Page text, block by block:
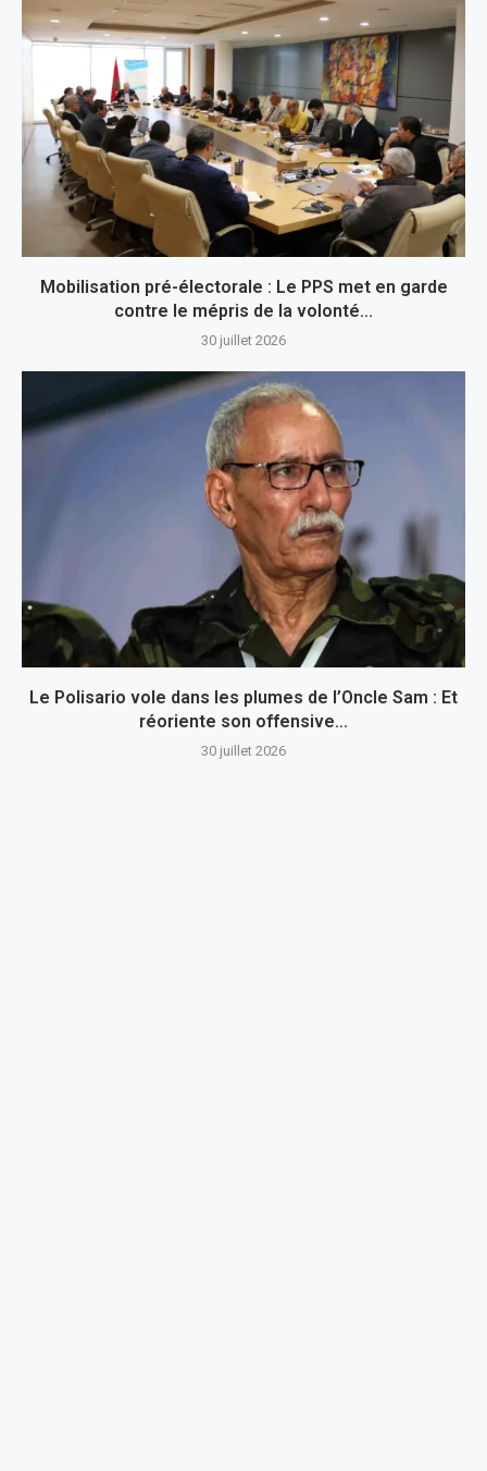
Mobilisation pré-électorale : Le PPS met en garde
contre le mépris de la volonté...
30 juillet 2026
Le Polisario vole dans les plumes de l’Oncle Sam : Et
réoriente son offensive...
30 juillet 2026